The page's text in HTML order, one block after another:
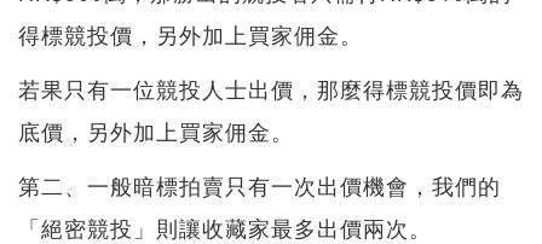
得標競投價，另外加上買家佣金。
若果只有一位競投人士出價，那麼得標競投價即為
底價，另外加上買家佣金。
第二、一般暗標拍賣只有一次出價機會，我們的
「絕密競投」則讓收藏家最多出價兩次。